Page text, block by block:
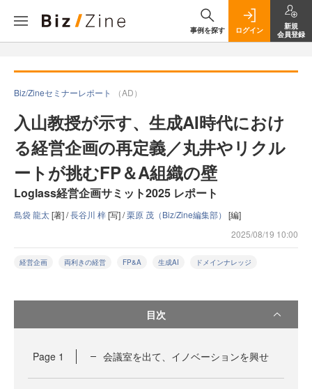
事例を探す ログイン
新規
会員登録
Biz/Zineセミナーレポート （AD）
入山教授が示す、生成AI時代におけ
る経営企画の再定義／丸井やリクル
ートが挑むFP＆A組織の壁
Loglass経営企画サミット2025 レポート
島袋 龍太[著] /長谷川 梓[写] /栗原 茂（Biz/Zine編集部） [編]
2025/08/19 10:00
経営企画 両利きの経営 FP&A 生成AI ドメインナレッジ
目次
Page 1 会議室を出て、イノベーションを興せ